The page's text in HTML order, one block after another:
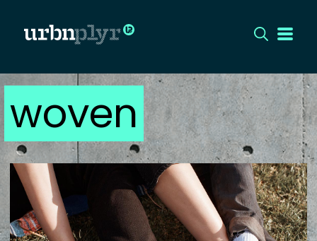
CÍMLAP
DIZÁJN
DIVAT
HIP
woven